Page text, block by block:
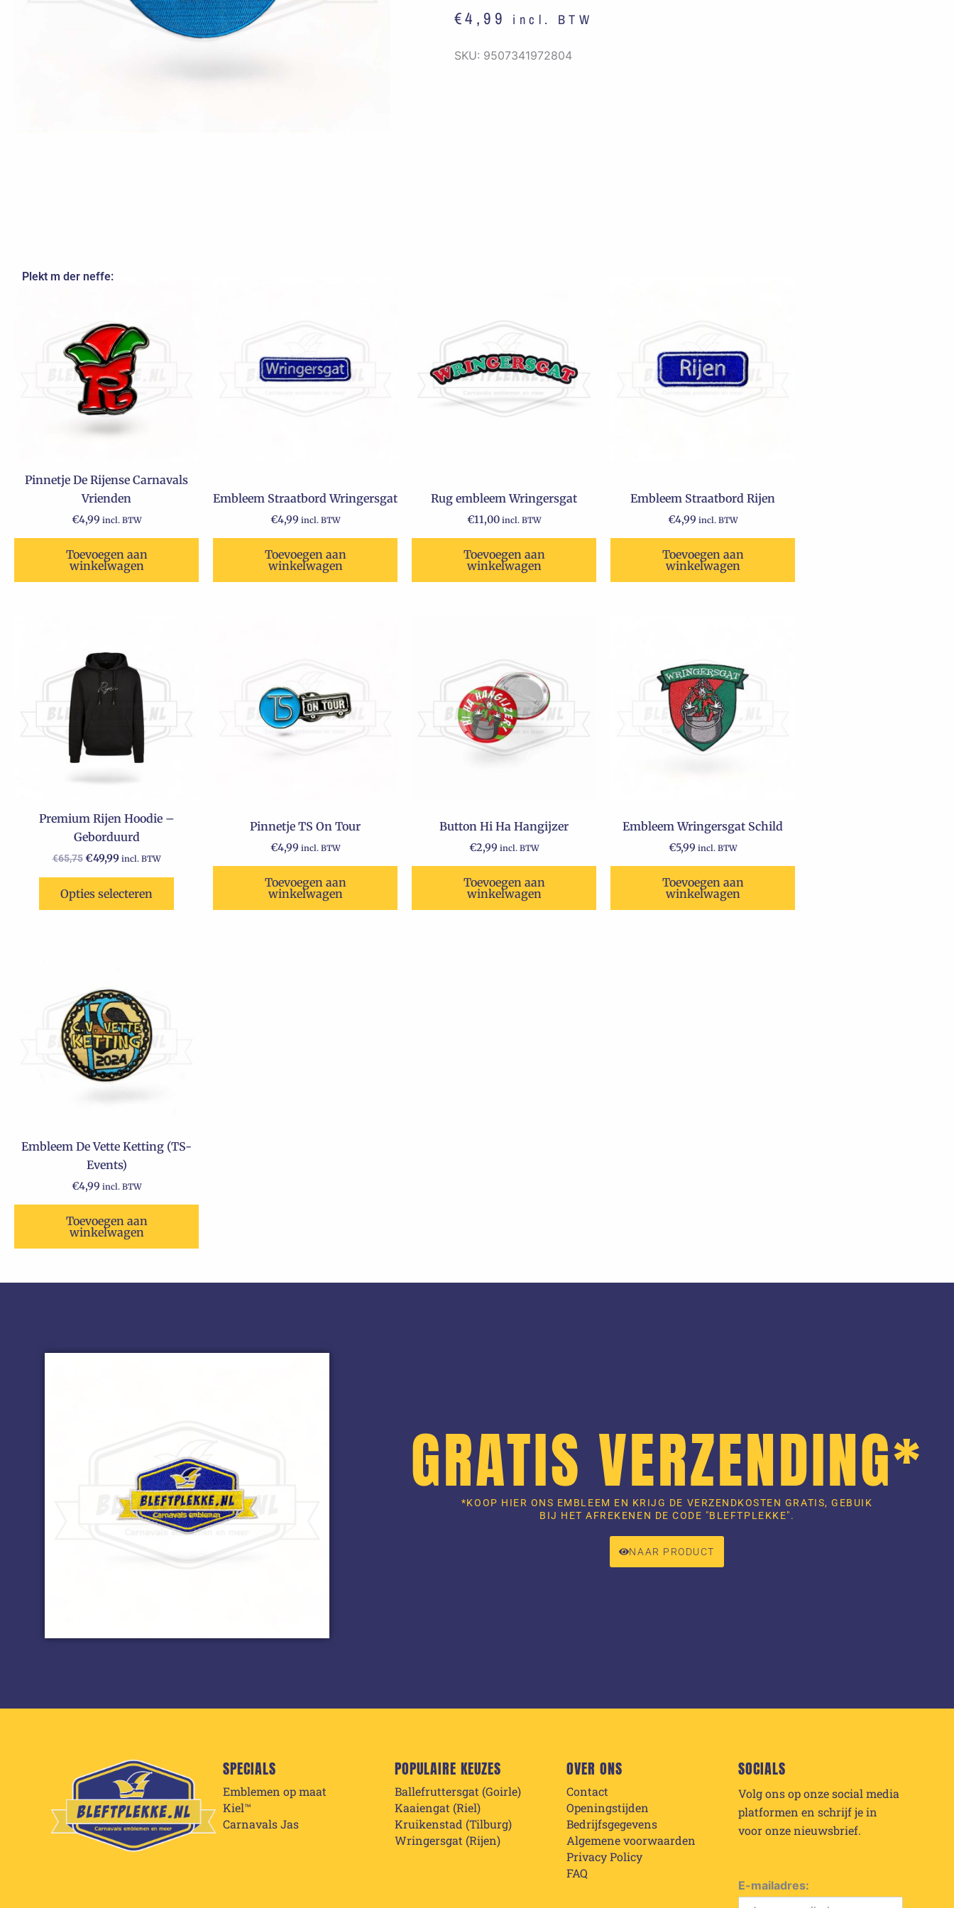
€4,99 incl. BTW
SKU: 9507341972804
Plekt m der neffe:
Pinnetje De Rijense Carnavals
Vrienden
€4,99 incl. BTW
Toevoegen aan
winkelwagen
Embleem Straatbord Wringersgat
€4,99 incl. BTW
Toevoegen aan
winkelwagen
Rug embleem Wringersgat
€11,00 incl. BTW
Toevoegen aan
winkelwagen
Embleem Straatbord Rijen
€4,99 incl. BTW
Toevoegen aan
winkelwagen
Premium Rijen Hoodie –
Geborduurd
€65,75
€65,75.
€49,99
€49,99.
incl. BTW
Opties selecteren
heeft
meerdere
variaties.
kan
de
productpagina
Pinnetje TS On Tour
€4,99 incl. BTW
Toevoegen aan
winkelwagen
Button Hi Ha Hangijzer
€2,99 incl. BTW
Toevoegen aan
winkelwagen
Embleem Wringersgat Schild
€5,99 incl. BTW
Toevoegen aan
winkelwagen
Embleem De Vette Ketting (TS-
Events)
€4,99 incl. BTW
Toevoegen aan
winkelwagen
GRATIS VERZENDING*
*KOOP HIER ONS EMBLEEM EN KRIJG DE VERZENDKOSTEN GRATIS, GEBUIK
BIJ HET AFREKENEN DE CODE "BLEFTPLEKKE".
NAAR PRODUCT
SPECIALS
Emblemen op maat
Kiel™
Carnavals Jas
POPULAIRE KEUZES
Ballefruttersgat (Goirle)
Kaaiengat (Riel)
Kruikenstad (Tilburg)
Wringersgat (Rijen)
OVER ONS
Contact
Openingstijden
Bedrijfsgegevens
Algemene voorwaarden
Privacy Policy
FAQ
SOCIALS
Volg ons op onze social media
platformen en schrijf je in
voor onze nieuwsbrief.
E-mailadres: